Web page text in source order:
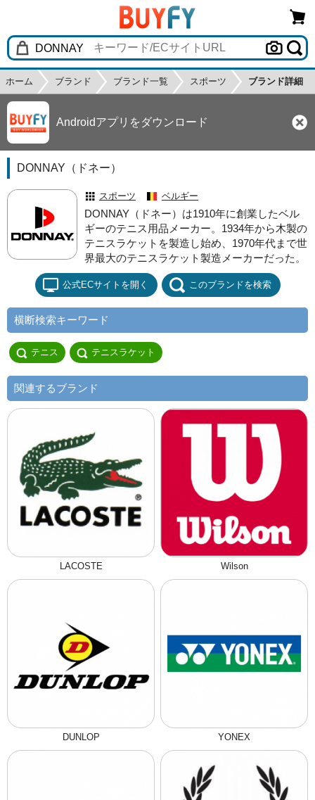
ホーム ブランド ブランド一覧 スポーツ ブランド詳細
Androidアプリをダウンロード
DONNAY（ドネー）
スポーツ ベルギー
DONNAY（ドネー）は1910年に創業したベル
ギーのテニス用品メーカー。1934年から木製の
テニスラケットを製造し始め、1970年代まで世
界最大のテニスラケット製造メーカーだった。
公式ECサイトを開く このブランドを検索
横断検索キーワード
テニス テニスラケット
関連するブランド
LACOSTE Wilson
DUNLOP YONEX